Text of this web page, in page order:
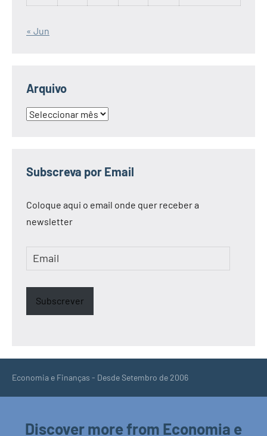
« Jun
Arquivo
Arquivo
Subscreva por Email
Coloque aqui o email onde quer receber a
newsletter
Email
Subscrever
Economia e Finanças - Desde Setembro de 2006
Discover more from Economia e